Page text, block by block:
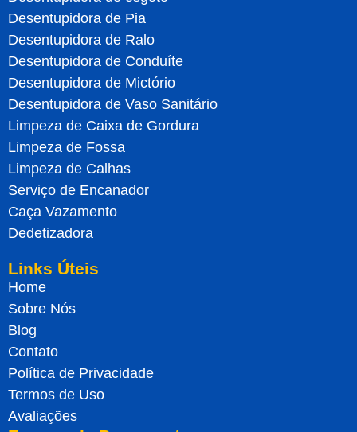
Desentupidora de Pia
Desentupidora de Ralo
Desentupidora de Conduíte
Desentupidora de Mictório
Desentupidora de Vaso Sanitário
Limpeza de Caixa de Gordura
Limpeza de Fossa
Limpeza de Calhas
Serviço de Encanador
Caça Vazamento
Dedetizadora
Links Úteis
Home
Sobre Nós
Blog
Contato
Política de Privacidade
Termos de Uso
Avaliações